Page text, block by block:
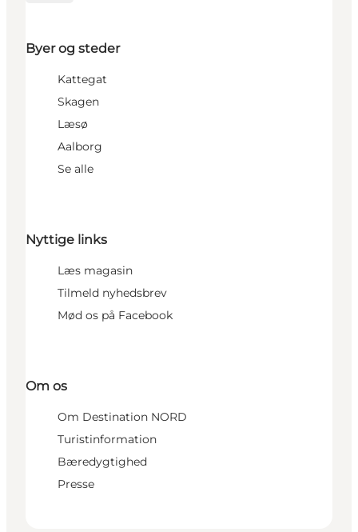
Byer og steder
Kattegat
Skagen
Læsø
Aalborg
Se alle
Nyttige links
Læs magasin
Tilmeld nyhedsbrev
Mød os på Facebook
Om os
Om Destination NORD
Turistinformation
Bæredygtighed
Presse